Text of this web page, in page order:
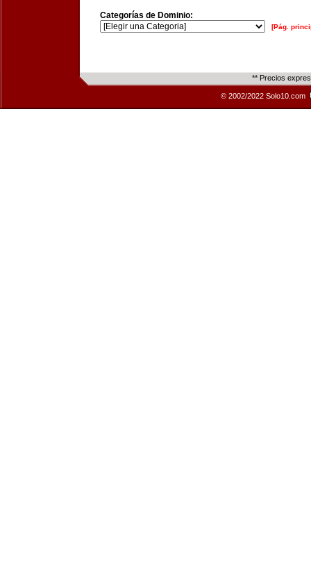
Categorías de Dominio:
[Pág.
** Precios
© 2002/2022 Solo10.com